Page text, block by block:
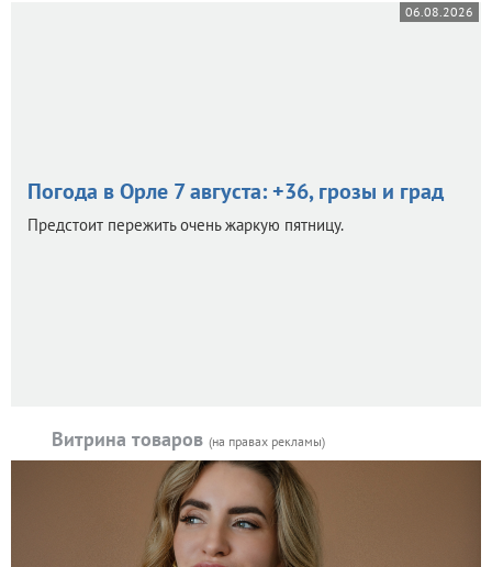
06.08.2026
Погода в Орле 7 августа: +36, грозы и град
Предстоит пережить очень жаркую пятницу.
Витрина товаров (на правах рекламы)